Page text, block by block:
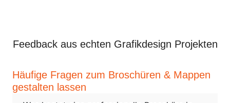
Feedback aus echten Grafikdesign Projekten
Häufige Fragen zum Broschüren & Mappen
gestalten lassen